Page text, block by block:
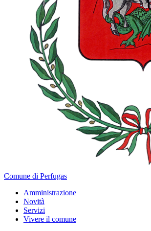
Comune di Perfugas
Amministrazione
Novità
Servizi
Vivere il comune